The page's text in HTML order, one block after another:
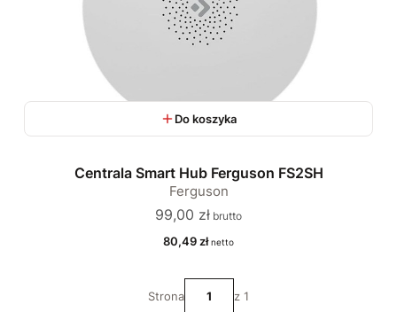
Do koszyka
Centrala Smart Hub Ferguson FS2SH
Ferguson
Cena
99,00 zł
Cena
80,49 zł
Strona z 1